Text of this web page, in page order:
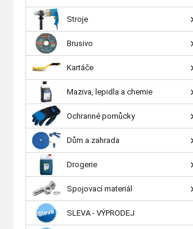
Stroje
Brusivo
Kartáče
Maziva, lepidla a chemie
Ochranné pomůcky
Dům a zahrada
Drogerie
Spojovací materiál
SLEVA - VÝPRODEJ